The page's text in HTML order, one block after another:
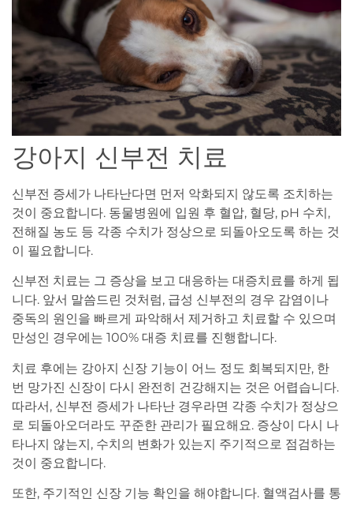
강아지 신부전 치료
신부전 증세가 나타난다면 먼저 악화되지 않도록 조치하는
것이 중요합니다. 동물병원에 입원 후 혈압, 혈당, pH 수치,
전해질 농도 등 각종 수치가 정상으로 되돌아오도록 하는 것
이 필요합니다.
신부전 치료는 그 증상을 보고 대응하는 대증치료를 하게 됩
니다. 앞서 말씀드린 것처럼, 급성 신부전의 경우 감염이나
중독의 원인을 빠르게 파악해서 제거하고 치료할 수 있으며
만성인 경우에는 100% 대증 치료를 진행합니다.
치료 후에는 강아지 신장 기능이 어느 정도 회복되지만, 한
번 망가진 신장이 다시 완전히 건강해지는 것은 어렵습니다.
따라서, 신부전 증세가 나타난 경우라면 각종 수치가 정상으
로 되돌아오더라도 꾸준한 관리가 필요해요. 증상이 다시 나
타나지 않는지, 수치의 변화가 있는지 주기적으로 점검하는
것이 중요합니다.
또한, 주기적인 신장 기능 확인을 해야합니다. 혈액검사를 통